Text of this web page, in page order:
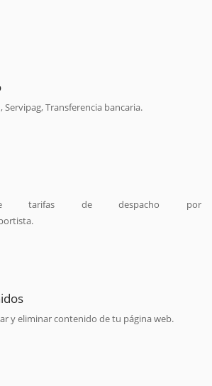
Transferencia bancaria.
de tarifas de despacho por
y eliminar contenido de tu página web.